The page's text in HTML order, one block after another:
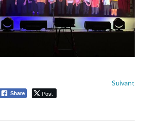
Suivant
Share Post